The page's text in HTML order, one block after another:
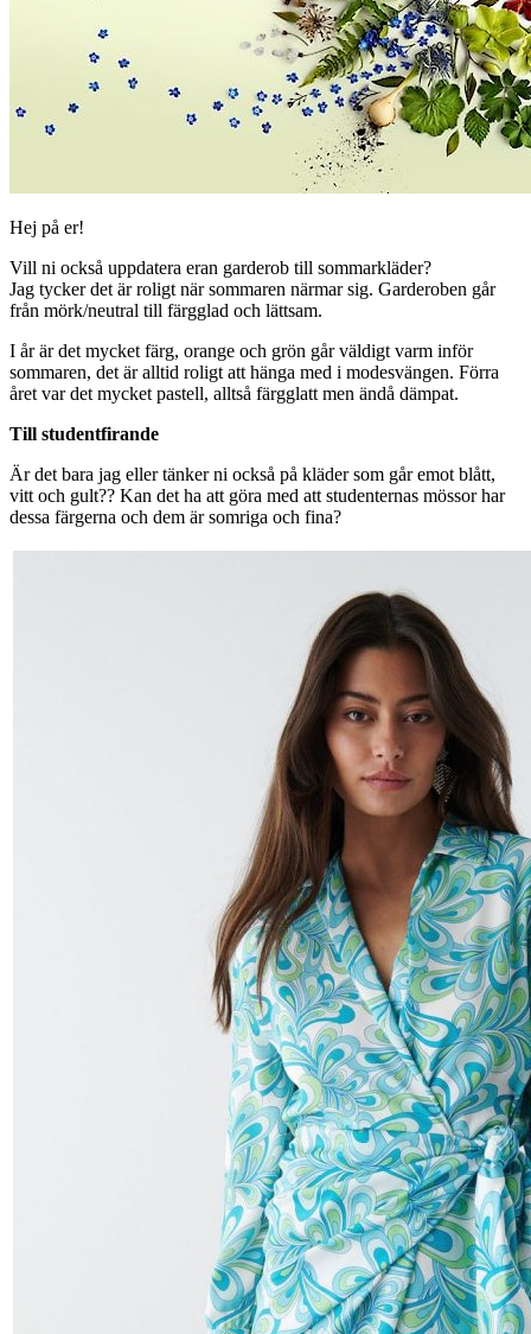
Hej på er!
Vill ni också uppdatera eran garderob till sommarkläder?
Jag tycker det är roligt när sommaren närmar sig. Garderoben går
från mörk/neutral till färgglad och lättsam.
I år är det mycket färg, orange och grön går väldigt varm inför
sommaren, det är alltid roligt att hänga med i modesvängen. Förra
året var det mycket pastell, alltså färgglatt men ändå dämpat.
Till studentfirande
Är det bara jag eller tänker ni också på kläder som går emot blått,
vitt och gult?? Kan det ha att göra med att studenternas mössor har
dessa färgerna och dem är somriga och fina?